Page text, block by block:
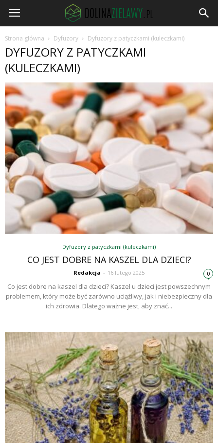
DolinaZielawy.pl
Strona główna Dyfuzory Dyfuzory z patyczkami (kuleczkami)
DYFUZORY Z PATYCZKAMI
(KULECZKAMI)
Dyfuzory z patyczkami (kuleczkami)
CO JEST DOBRE NA KASZEL DLA DZIECI?
Redakcja - 16 lutego 2025 0
Co jest dobre na kaszel dla dzieci? Kaszel u dzieci jest powszechnym
problemem, który może być zarówno uciążliwy, jak i niebezpieczny dla
ich zdrowia. Dlatego ważne jest, aby znać...